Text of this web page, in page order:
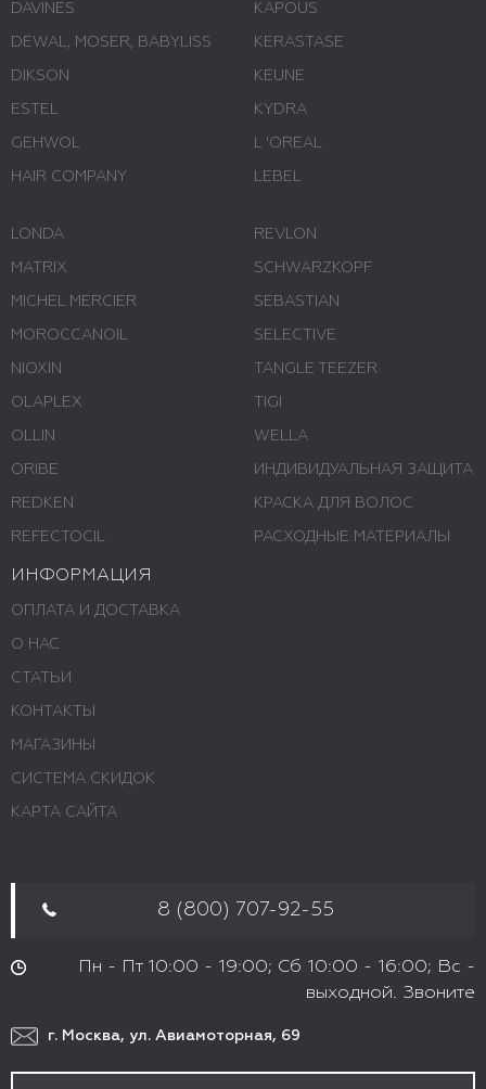
DAVINES
DEWAL, MOSER, BABYLISS
DIKSON
ESTEL
GEHWOL
HAIR COMPANY
KAPOUS
KERASTASE
KEUNE
KYDRA
L 'ОREAL
LEBEL
LONDA
MATRIX
MICHEL MERCIER
MOROCCANOIL
NIOXIN
OLAPLEX
OLLIN
ORIBE
REDKEN
REFECTOCIL
REVLON
SCHWARZKOPF
SEBASTIAN
SELECTIVE
TANGLE TEEZER
TIGI
WELLA
ИНДИВИДУАЛЬНАЯ ЗАЩИТА
КРАСКА ДЛЯ ВОЛОС
РАСХОДНЫЕ МАТЕРИАЛЫ
ИНФОРМАЦИЯ
ОПЛАТА И ДОСТАВКА
О НАС
СТАТЬИ
КОНТАКТЫ
МАГАЗИНЫ
СИСТЕМА СКИДОК
КАРТА САЙТА
8 (800) 707-92-55
Пн - Пт 10:00 - 19:00; Сб 10:00 - 16:00; Вс -
выходной. Звоните
г. Москва, ул. Авиамоторная, 69